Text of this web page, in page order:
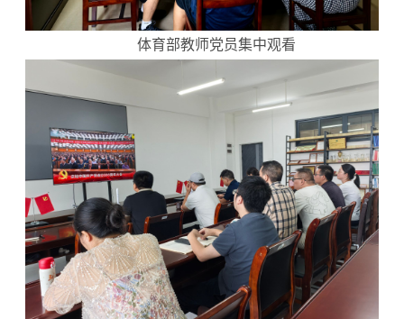
体育部教师党员集中观看